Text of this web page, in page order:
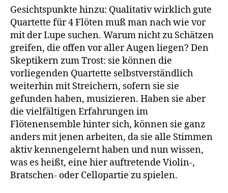
Gesichtspunkte hinzu: Qualitativ wirklich gute
Quartette für 4 Flöten muß man nach wie vor
mit der Lupe suchen. Warum nicht zu Schätzen
greifen, die offen vor aller Augen liegen? Den
Skeptikern zum Trost: sie können die
vorliegenden Quartette selbstverständlich
weiterhin mit Streichern, sofern sie sie
gefunden haben, musizieren. Haben sie aber
die vielfältigen Erfahrungen im
Flötenensemble hinter sich, können sie ganz
anders mit jenen arbeiten, da sie alle Stimmen
aktiv kennengelernt haben und nun wissen,
was es heißt, eine hier auftretende Violin-,
Bratschen- oder Cellopartie zu spielen.